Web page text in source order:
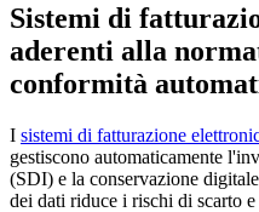
Sistemi di
aderenti alla
conformità
I sistemi di fatturazione
gestiscono automaticamente
(SDI) e la conservazione
dei dati riduce i rischi di scarto